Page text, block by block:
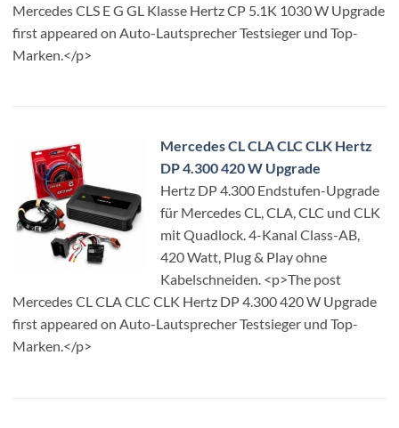
Mercedes CLS E G GL Klasse Hertz CP 5.1K 1030 W Upgrade
first appeared on Auto-Lautsprecher Testsieger und Top-
Marken.</p>
Mercedes CL CLA CLC CLK Hertz
DP 4.300 420 W Upgrade
Hertz DP 4.300 Endstufen-Upgrade
für Mercedes CL, CLA, CLC und CLK
mit Quadlock. 4-Kanal Class-AB,
420 Watt, Plug & Play ohne
Kabelschneiden. <p>The post
Mercedes CL CLA CLC CLK Hertz DP 4.300 420 W Upgrade
first appeared on Auto-Lautsprecher Testsieger und Top-
Marken.</p>